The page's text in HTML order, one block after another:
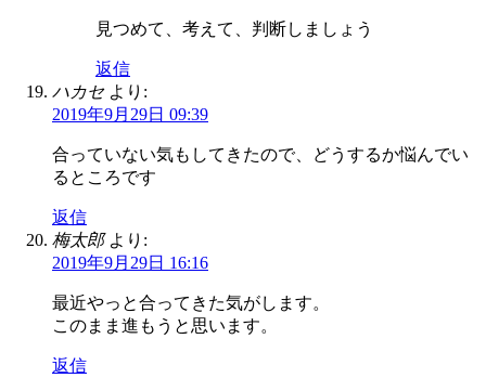
見つめて、考えて、判断しましょう
返信
ハカセ より:
2019年9月29日 09:39
合っていない気もしてきたので、どうするか悩んでい
るところです
返信
梅太郎 より:
2019年9月29日 16:16
最近やっと合ってきた気がします。
このまま進もうと思います。
返信